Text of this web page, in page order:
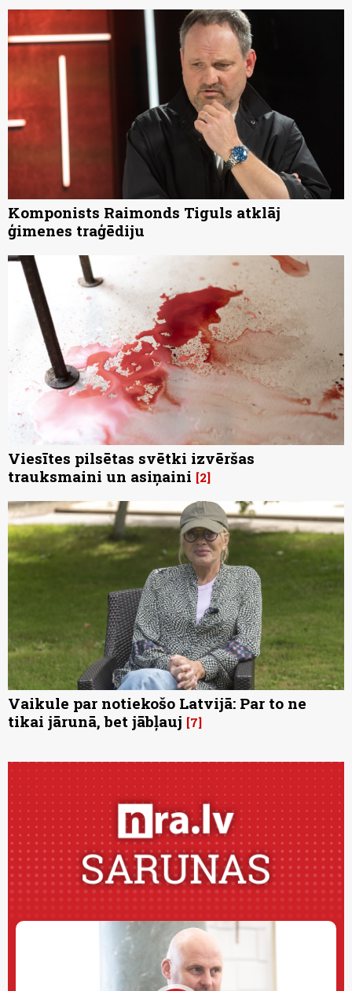
Komponists Raimonds Tiguls atklāj
ģimenes traģēdiju
Viesītes pilsētas svētki izvēršas
trauksmaini un asiņaini 2
Vaikule par notiekošo Latvijā: Par to ne
tikai jārunā, bet jābļauj 7